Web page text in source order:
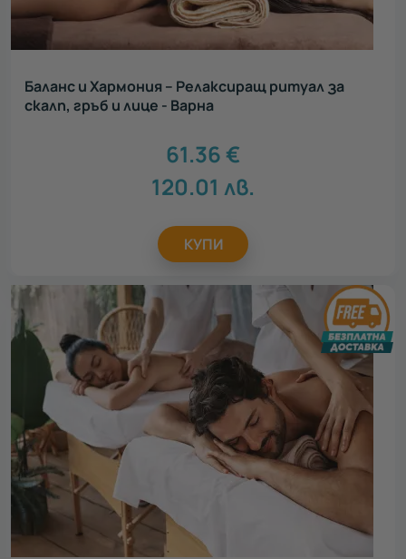
Баланс и Хармония – Релаксиращ ритуал за
скалп, гръб и лице - Варна
61.36€
120.01 лв.
КУПИ